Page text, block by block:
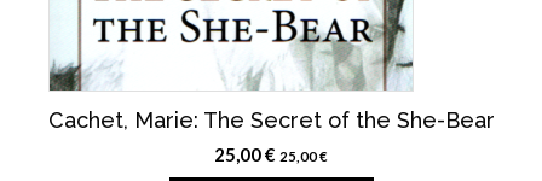
Cachet, Marie: The Secret of the She-Bear
25,00€ 25,00€